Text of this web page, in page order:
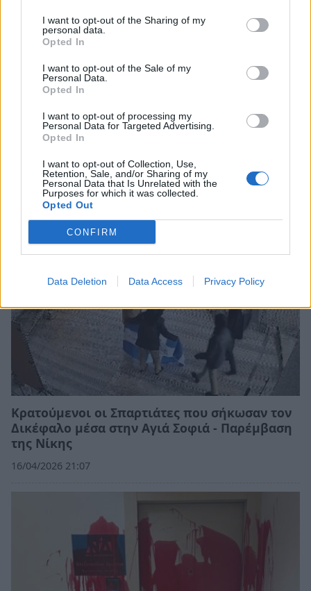
I want to opt-out of the Sharing of my
personal data.
Opted In
I want to opt-out of the Sale of my
Personal Data.
Opted In
I want to opt-out of processing my
Personal Data for Targeted Advertising.
Opted In
I want to opt-out of Collection, Use,
Retention, Sale, and/or Sharing of my
Personal Data that Is Unrelated with the
Purposes for which it was collected.
Opted Out
CONFIRM
Data Deletion Data Access Privacy Policy
Σαν ένα «γνήσιο» βότσαλο": Αφιέρωμα στην
Ελληνική ποίηση στη Εθνική Πινακοθήκη
Ναυπλίου
18/06/2026 14:30
Κρατούμενοι οι Σπαρτιάτες που σήκωσαν τον
Δικέφαλο μέσα στην Αγιά Σοφιά - Παρέμβαση
της Νίκης
16/04/2026 21:07